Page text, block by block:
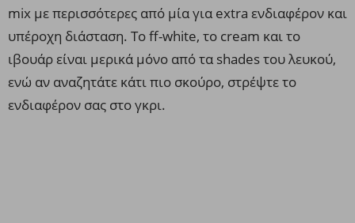
mix με περισσότερες από μία για extra ενδιαφέρον και
υπέροχη διάσταση. Το ff-white, το cream και το
ιβουάρ είναι μερικά μόνο από τα shades του λευκού,
ενώ αν αναζητάτε κάτι πιο σκούρο, στρέψτε το
ενδιαφέρον σας στο γκρι.